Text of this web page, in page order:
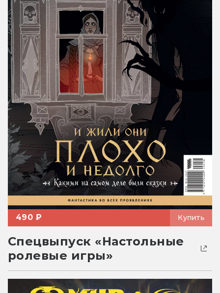
490 ₽ Купить
Спецвыпуск «Настольные
ролевые игры»